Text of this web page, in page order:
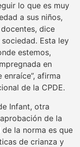
lo que es muy
a sus niños,
dice
Esta ley
estemos,
en
afirma
de la CPDE.
Infant, otra
de la
la norma es que
de crianza y